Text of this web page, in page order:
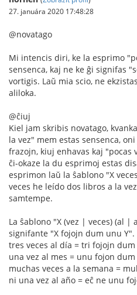
27. januára 2020 17:48:28
@novatago
Mi intencis diri, ke la esprimo
sensenca, kaj ne ke ĝi signifas
vortigis. Laŭ mia scio, ne
aliloka.
@ĉiuj
Kiel jam skribis novatago,
la vez" mem estas sensenca,
frazojn, kiuj enhavas kaj "pocas
ĉi-okaze la du esprimoj estas
esprimon laŭ la ŝablono "X
veces he leído dos libros a la
samtempe.
La ŝablono "X (vez | veces) (al |
signifante "X fojojn dum unu Y".
tres veces al día = tri fojojn
una vez al mes = unu fojon
muchas veces a la semana =
ni una vez al año = eĉ ne unu